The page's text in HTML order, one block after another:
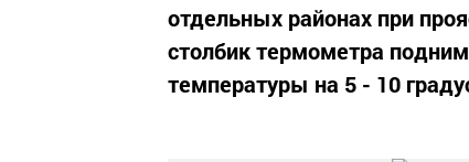
отдельных районах при
столбик термометра
температуры на 5 - 10